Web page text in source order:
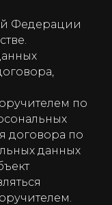
Федерации
по
договора по
данных